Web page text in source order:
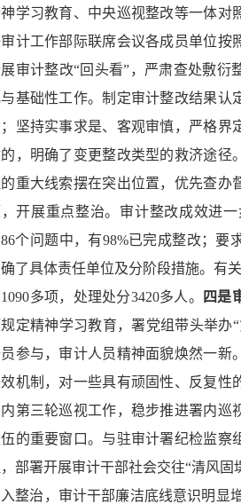
学习教育、中央巡视整改等一体对
计工作部际联席会议各成员单位按
审计整改“回头看”，严肃查处敷
基础性工作。制定审计整改结果认
坚持实事求是、客观审慎，严格界
，明确了变更整改类型的救济途径
重大线索摆在突出位置，优先查办
开展重点整治。审计整改成效进
个问题中，有98%已完成整改；要
了具体责任单位及分阶段措施。有
多项，处理处分3420多人。
四是
定精神学习教育，署党组带头举办
参与，审计人员精神面貌焕然一新
机制，对一些具有顽固性、反复性
第三轮巡视工作，稳步推进署内巡
的重要窗口。与驻审计署纪检监察
部署开展审计干部社会交往“清风固
整治，审计干部廉洁底线意识明显